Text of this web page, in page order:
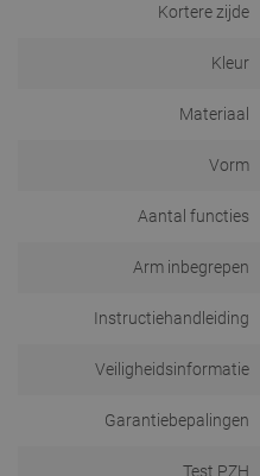
Kortere zijde
Kleur
Materiaal
Vorm
Aantal functies
Arm inbegrepen
Instructiehandleiding
Veiligheidsinformatie
Garantiebepalingen
Test PZH